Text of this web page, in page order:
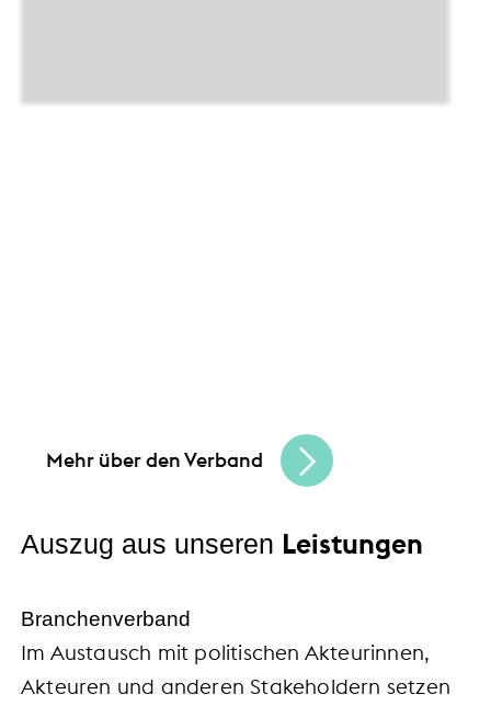
Mehr über den Verband
Auszug aus unseren Leistungen
Branchenverband
Im Austausch mit politischen Akteurinnen,
Akteuren und anderen Stakeholdern setzen